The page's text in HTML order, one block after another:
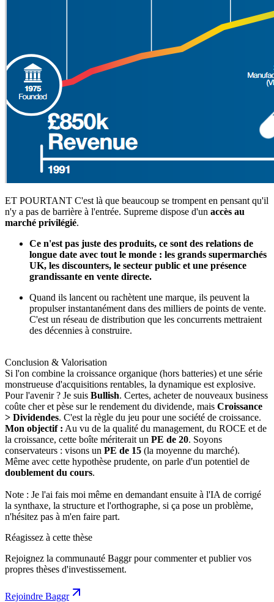
ET POURTANT C'est là que beaucoup se trompent en pensant qu'il
n'y a pas de barrière à l'entrée. Supreme dispose d'un accès au
marché privilégié.
Ce n'est pas juste des produits, ce sont des relations de
longue date avec tout le monde : les grands supermarchés
UK, les discounters, le secteur public et une présence
grandissante en vente directe.
Quand ils lancent ou rachètent une marque, ils peuvent la
propulser instantanément dans des milliers de points de vente.
C'est un réseau de distribution que les concurrents mettraient
des décennies à construire.
Conclusion & Valorisation
Si l'on combine la croissance organique (hors batteries) et une série
monstrueuse d'acquisitions rentables, la dynamique est explosive.
Pour l'avenir ? Je suis Bullish. Certes, acheter de nouveaux business
coûte cher et pèse sur le rendement du dividende, mais Croissance
> Dividendes. C'est la règle du jeu pour une société de croissance.
Mon objectif : Au vu de la qualité du management, du ROCE et de
la croissance, cette boîte mériterait un PE de 20. Soyons
conservateurs : visons un PE de 15 (la moyenne du marché).
Même avec cette hypothèse prudente, on parle d'un potentiel de
doublement du cours.
Note : Je l'ai fais moi même en demandant ensuite à l'IA de corrigé
la synthaxe, la structure et l'orthographe, si ça pose un problème,
n'hésitez pas à m'en faire part.
Réagissez à cette thèse
Rejoignez la communauté Baggr pour commenter et publier vos
propres thèses d'investissement.
Rejoindre Baggr